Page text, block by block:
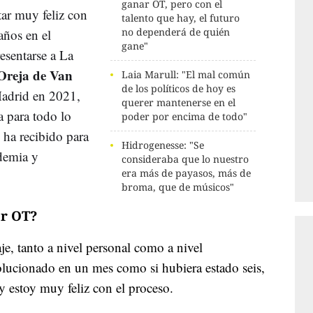
ganar OT, pero con el
talento que hay, el futuro
no dependerá de quién
gane"
Laia Marull: "El mal común
de los políticos de hoy es
querer mantenerse en el
poder por encima de todo"
Hidrogenesse: "Se
consideraba que lo nuestro
era más de payasos, más de
broma, que de músicos"
muy feliz con
en el
a La
de Van
en 2021,
para todo lo
recibido para
y
OT?
tanto a nivel personal como a nivel
en un mes como si hubiera estado seis,
estoy muy feliz con el proceso.